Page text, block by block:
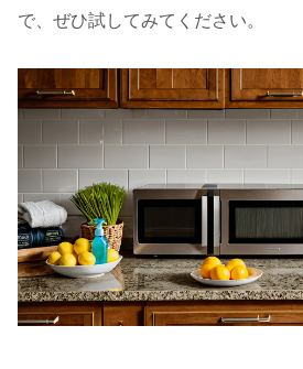
で、ぜひ試してみてください。